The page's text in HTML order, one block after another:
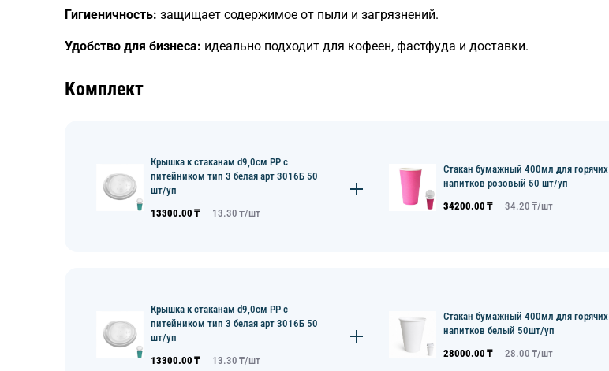
Гигиеничность: защищает содержимое от пыли и загрязнений.
Удобство для бизнеса: идеально подходит для кофеен, фастфуда и доставки.
Комплект
Крышка к стаканам d9,0см PP с
питейником тип 3 белая арт 3016Б 50
шт/уп
13300.00 ₸ 13.30 ₸/шт
Стакан бумажный 400мл для горячих
напитков розовый 50 шт/уп
34200.00 ₸ 34.20 ₸/шт
Крышка к стаканам d9,0см PP с
питейником тип 3 белая арт 3016Б 50
шт/уп
13300.00 ₸ 13.30 ₸/шт
Стакан бумажный 400мл для горячих
напитков белый 50шт/уп
28000.00 ₸ 28.00 ₸/шт